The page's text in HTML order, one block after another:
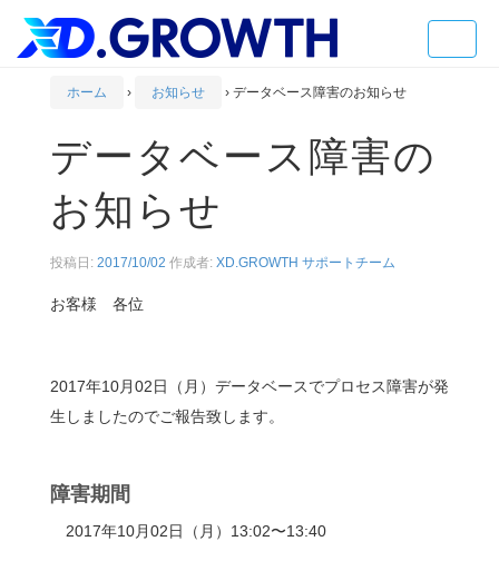
ホーム › お知らせ › データベース障害のお知らせ
データベース障害の
お知らせ
投稿日: 2017/10/02 作成者: XD.GROWTH サポートチーム
お客様 各位
2017年10月02日（月）データベースでプロセス障害が発
生しましたのでご報告致します。
障害期間
2017年10月02日（月）13:02〜13:40